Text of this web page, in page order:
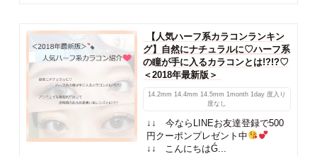
【人気ハーフ系カラコンランキン
グ】自然にナチュラルに♡ハーフ系
の瞳が手に入るカラコンとは!?!?♡
＜2018年最新版＞
14.2mm 14.4mm 14.5mm 1month 1day 度入り
度なし
↓↓ 今ならLINEお友達登録で500
円クーポンプレゼント中
↓↓ こんにちはǴ...